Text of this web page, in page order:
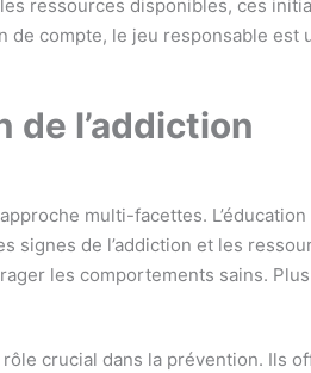
ressources disponibles, ces
compte, le jeu responsable est
de l’addiction
multi-facettes.
signes de l’addiction et les
les comportements sains.
crucial dans la prévention. Ils